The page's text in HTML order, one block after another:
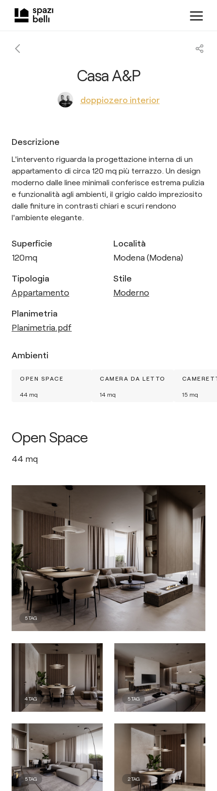
Casa A&P
doppiozero interior
Descrizione
L'intervento riguarda la progettazione interna di un
appartamento di circa 120 mq più terrazzo. Un design
moderno dalle linee minimali conferisce estrema pulizia
e funzionalità agli ambienti, il grigio caldo impreziosito
dalle finiture in contrasti chiari e scuri rendono
l'ambiente elegante.
Superficie
120mq
Località
Modena (Modena)
Tipologia
Appartamento
Stile
Moderno
Planimetria
Planimetria.pdf
Ambienti
OPEN SPACE
44 mq
CAMERA DA LETTO
14 mq 15 mq
Open Space
44 mq
5TAG
4TAG
5TAG
5TAG
2TAG